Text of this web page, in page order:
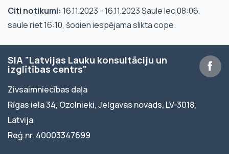
Citi notikumi: 16.11.2023 - 16.11.2023 Saule lec 08:06,
saule riet 16:10, šodien iespējama slikta cope.
SIA "Latvijas Lauku konsultāciju un
izglītības centrs"
Zivsaimniecības daļa
Rīgas iela 34, Ozolnieki, Jelgavas novads, LV-3018,
Latvija
Reģ.nr. 40003347699